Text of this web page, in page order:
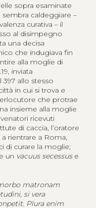
sopra esaminate
sembra caldeggiare –
curativa – il
al disimpegno
una decisa
che indugiava fin
alla moglie di
inviata
allo stesso
in cui si trova e
che protrae
insieme alla moglie
ricevuti
di caccia, l’oratore
rientrare a Roma,
di curare la moglie;
un vacuus secessus e
matronam
si vera
Plura enim